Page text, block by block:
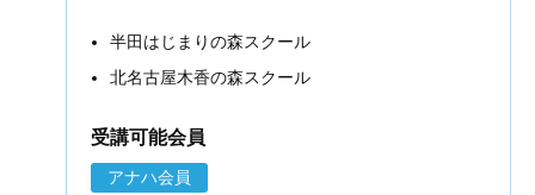
半田はじまりの森スクール
北名古屋木香の森スクール
受講可能会員
アナハ会員